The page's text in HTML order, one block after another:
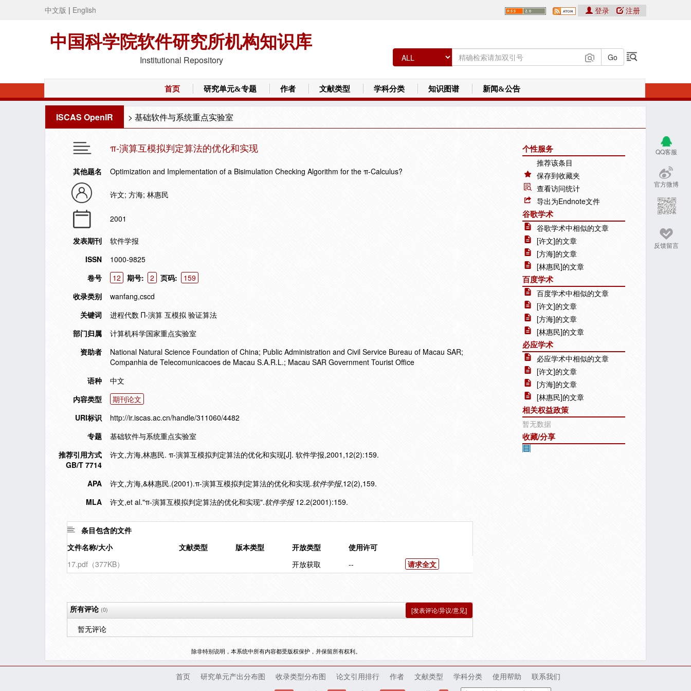
中文版 | English
中国科学院软件研究所机构知识库
Institutional Repository
登录 注册
首页 研究单元&专题 作者 文献类型 学科分类 知识图谱 新闻&公告
ISCAS OpenIR > 基础软件与系统重点实验室
QQ客服
官方微博
反馈留言
π-演算互模拟判定算法的优化和实现
其他题名 Optimization and Implementation of a Bisimulation Checking Algorithm for the π-Calculus?
许文; 方海; 林惠民
2001
发表期刊
软件学报
ISSN
1000-9825
卷号
12 期号: 2 页码:
159
收录类别
wanfang,cscd
关键词
进程代数 Π-演算 互模拟 验证算法
部门归属
计算机科学国家重点实验室
资助者
National Natural Science Foundation of China; Public Administration and Civil Service Bureau of Macau SAR;
Companhia de Telecomunicacoes de Macau S.A.R.L.; Macau SAR Government Tourist Office
语种
中文
内容类型
期刊论文
URI标识
http://ir.iscas.ac.cn/handle/311060/4482
专题
基础软件与系统重点实验室
推荐引用方式
GB/T 7714
许文,方海,林惠民. π-演算互模拟判定算法的优化和实现[J]. 软件学报,2001,12(2):159.
APA 许文,方海,&林惠民.(2001).π-演算互模拟判定算法的优化和实现.软件学报,12(2),159.
MLA
许文,et al."π-演算互模拟判定算法的优化和实现".软件学报12.2(2001):159.
条目包含的文件
文件名称/大小
文献类型 版本类型 开放类型
使用许可
17.pdf（377KB）
开放获取 -- 请求全文
个性服务
推荐该条目
保存到收藏夹
查看访问统计
导出为Endnote文件
谷歌学术
谷歌学术中相似的文章
[许文]的文章
[方海]的文章
[林惠民]的文章
百度学术
百度学术中相似的文章
[许文]的文章
[方海]的文章
[林惠民]的文章
必应学术
必应学术中相似的文章
[许文]的文章
[方海]的文章
[林惠民]的文章
相关权益政策
暂无数据
收藏/分享
所有评论(0) [发表评论/异议/意见]
暂无评论
除非特别说明，本系统中所有内容都受版权保护，并保留所有权利。
首页 研究单元产出分布图 收录类型分布图 论文引用排行 作者 文献类型 学科分类 使用帮助
联系我们